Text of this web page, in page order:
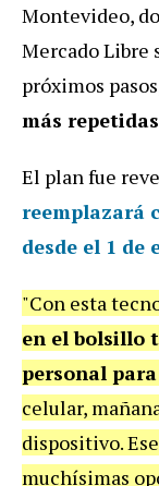
Montevideo,
Mercado Libre
próximos
más
El plan fue
reemplazará
desde el 1 de
"Con esta
en el bolsillo
personal
celular,
dispositivo.
muchísimas